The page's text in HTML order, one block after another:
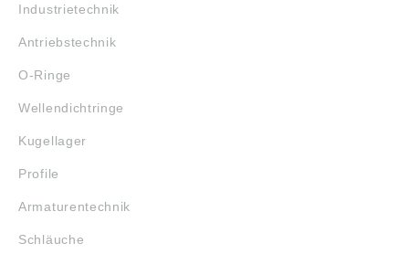
Industrietechnik
Antriebstechnik
O-Ringe
Wellendichtringe
Kugellager
Profile
Armaturentechnik
Schläuche